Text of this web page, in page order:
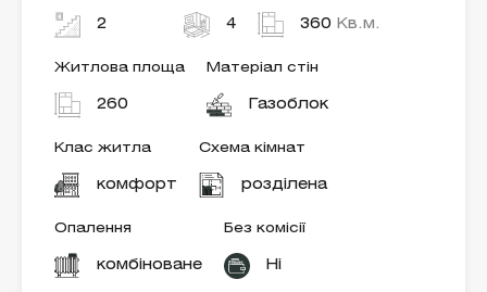
2 4 360 Кв.м.
Житлова площа
260
Матеріал стін
Газоблок
Клас житла
комфорт
Схема кімнат
розділена
Опалення
комбіноване
Без комісії
Ні